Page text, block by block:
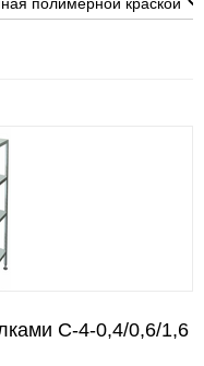
С-4-0,4/0,6/1,6